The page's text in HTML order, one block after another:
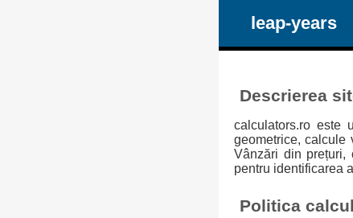
leap-years
Descrierea
calculators.ro este
geometrice, calcule
Vânzări din prețuri,
pentru identificarea
Politica